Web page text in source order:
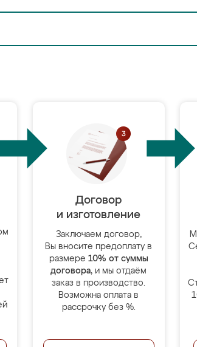
Договор
и изготовление
Заключаем договор,
Вы вносите предоплату в
размере 10% от суммы
договора, и мы отдаём
заказ в производство.
Возможна оплата в
рассрочку без %.